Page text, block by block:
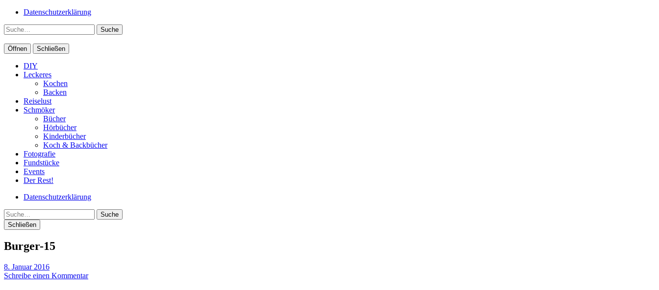
Datenschutzerklärung
Suche
Öffnen Schließen
DIY
Leckeres
Kochen
Backen
Reiselust
Schmöker
Bücher
Hörbücher
Kinderbücher
Koch & Backbücher
Fotografie
Fundstücke
Events
Der Rest!
Datenschutzerklärung
Suche
Schließen
Burger-15
8. Januar 2016
Schreibe einen Kommentar